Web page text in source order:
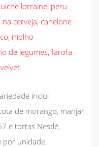
lorraine, peru
cerveja, canelone
molho
de legumes, farofa
inclui
de morango, manjar
e tortas Nestlé,
por unidade.